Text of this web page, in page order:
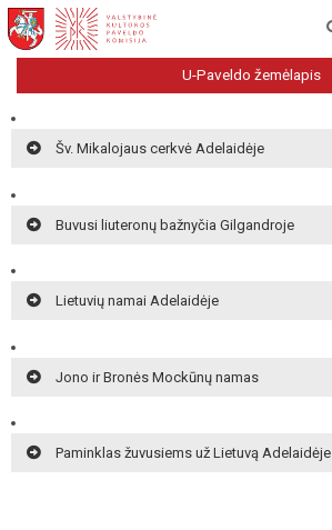
U-Paveldo žemėlapis
Šv. Mikalojaus cerkvė Adelaidėje
Buvusi liuteronų bažnyčia Gilgandroje
Lietuvių namai Adelaidėje
Jono ir Bronės Mockūnų namas
Paminklas žuvusiems už Lietuvą Adelaidėje